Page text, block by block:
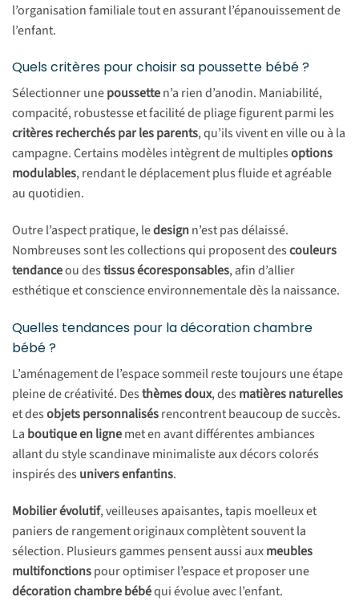
l’organisation familiale tout en assurant l’épanouissement de
l’enfant.
Quels critères pour choisir sa poussette bébé ?
Sélectionner unepoussetten’a rien d’anodin. Maniabilité,
compacité, robustesse et facilité de pliage figurent parmi les
critères recherchés par les parents, qu’ils vivent en ville ou à la
campagne. Certains modèles intègrent de multiplesoptions
modulables, rendant le déplacement plus fluide et agréable
au quotidien.
Outre l’aspect pratique, ledesignn’est pas délaissé.
Nombreuses sont les collections qui proposent descouleurs
tendanceou destissus écoresponsables, afin d’allier
esthétique et conscience environnementale dès la naissance.
Quelles tendances pour la décoration chambre
bébé ?
L’aménagement de l’espace sommeil reste toujours une étape
pleine de créativité. Desthèmes doux, des matières naturelles
et desobjets personnalisésrencontrent beaucoup de succès.
La boutique en lignemet en avant différentes ambiances
allant du style scandinave minimaliste aux décors colorés
inspirés des univers enfantins.
Mobilier évolutif, veilleuses apaisantes, tapis moelleux et
paniers de rangement originaux complètent souvent la
sélection. Plusieurs gammes pensent aussi auxmeubles
multifonctionspour optimiser l’espace et proposer une
décoration chambre bébéqui évolue avec l’enfant.